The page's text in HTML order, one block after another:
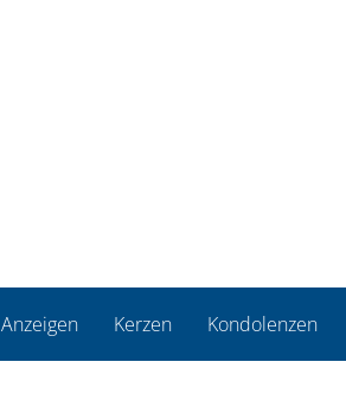
Anzeigen Kerzen Kondolenzen